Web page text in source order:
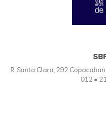
R. Santa Clara, 292
012 •